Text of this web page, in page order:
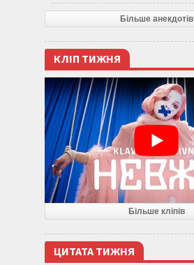
Більше анекдотів
КЛІП ТИЖНЯ
Більше кліпів
ЦИТАТА ТИЖНЯ